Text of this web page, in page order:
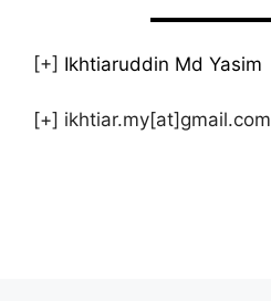
[+] Ikhtiaruddin Md Yasim
[+] ikhtiar.my[at]gmail.com